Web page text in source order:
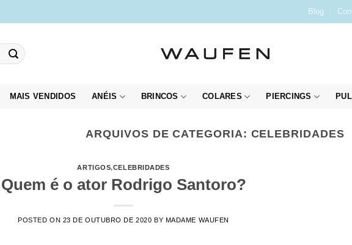
Blog
MAIS VENDIDOS ANÉIS BRINCOS COLARES PIERCINGS
ARQUIVOS DE CATEGORIA: CELEBRIDADES
ARTIGOS,CELEBRIDADES
Quem é o ator Rodrigo Santoro?
POSTED ON 23 DE OUTUBRO DE 2020 BY MADAME WAUFEN